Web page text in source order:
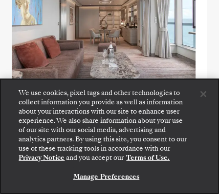
Otium Suite
L’Otium Suite est l’une des plus raffinées de
nos nouvelles suites. Mais le trésor
incontestable de l’Otium Suite reste son
incomparable vue à 270 degrés qui vous
votre destination.
We use cookies, pixel tags and other technologies to
collect information you provide as well as information
about your interactions with our site to enhance user
experience. We also share information about your use
of our site with our social media, advertising and
analytics partners. By using this site, you consent to our
use of these tracking tools in accordance with our
Privacy Notice and you accept our Terms of Use.
Manage Preferences